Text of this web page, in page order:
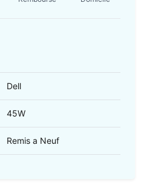
Dell
45W
Remis a Neuf